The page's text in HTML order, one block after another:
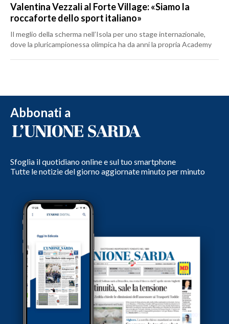
Valentina Vezzali al Forte Village: «Siamo la
roccaforte dello sport italiano»
Il meglio della scherma nell’Isola per uno stage internazionale,
dove la pluricampionessa olimpica ha da anni la propria Academy
Abbonati a
Sfoglia il quotidiano online e sul tuo smartphone
Tutte le notizie del giorno aggiornate minuto per minuto